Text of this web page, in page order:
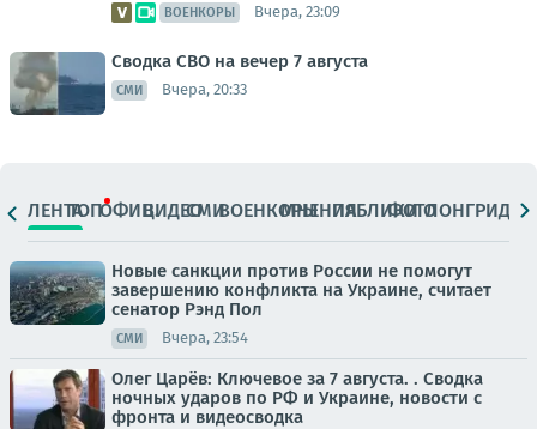
ВОЕНКОРЫ Вчера, 23:09
Сводка СВО на вечер 7 августа
СМИ Вчера, 20:33
ЛЕНТАТОПОФИЦ.ВИДЕОСМИВОЕНКОРЫМНЕНИЯПАБЛИКИ
ФОТОЛОНГРИДЫ
Новые санкции против России не помогут
завершению конфликта на Украине, считает
сенатор Рэнд Пол
СМИ Вчера, 23:54
Олег Царёв: Ключевое за 7 августа. . Сводка
ночных ударов по РФ и Украине, новости с
фронта и видеосводка